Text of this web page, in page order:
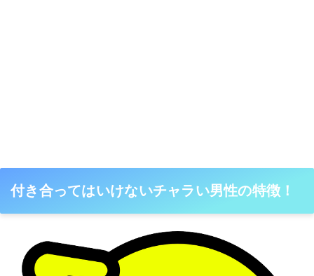
付き合ってはいけないチャラい男性の特徴！